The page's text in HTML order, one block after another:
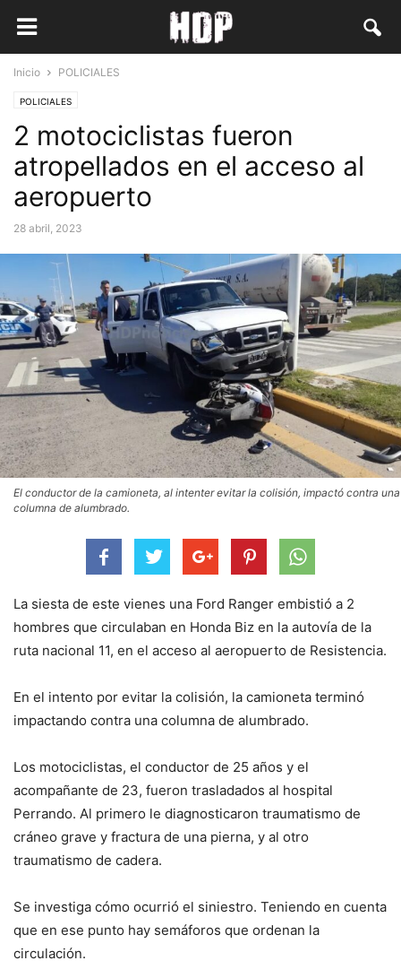
Inicio POLICIALES
POLICIALES
2 motociclistas fueron
atropellados en el acceso al
aeropuerto
28 abril, 2023
El conductor de la camioneta, al intenter evitar la colisión, impactó contra una
columna de alumbrado.
La siesta de este vienes una Ford Ranger embistió a 2
hombres que circulaban en Honda Biz en la autovía de la
ruta nacional 11, en el acceso al aeropuerto de Resistencia.
En el intento por evitar la colisión, la camioneta terminó
impactando contra una columna de alumbrado.
Los motociclistas, el conductor de 25 años y el
acompañante de 23, fueron trasladados al hospital
Perrando. Al primero le diagnosticaron traumatismo de
cráneo grave y fractura de una pierna, y al otro
traumatismo de cadera.
Se investiga cómo ocurrió el siniestro. Teniendo en cuenta
que en ese punto hay semáforos que ordenan la
circulación.